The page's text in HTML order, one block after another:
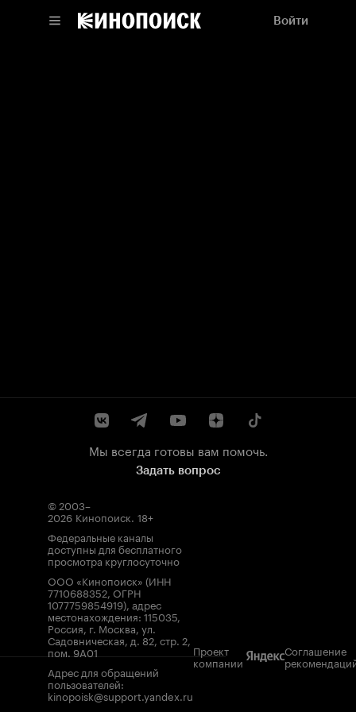
Войти
Мы всегда готовы вам помочь.
Задать вопрос
© 2003–
2026 Кинопоиск. 18+
Федеральные каналы
доступны для бесплатного
просмотра круглосуточно
ООО «Кинопоиск» (ИНН
7710688352, ОГРН
1077759854919), адрес
местонахождения: 115035,
Россия, г. Москва, ул.
Садовническая, д. 82, стр. 2,
пом. 9А01
Адрес для обращений
пользователей:
kinopoisk@support.yandex.ru
Проект
компании
Соглашение